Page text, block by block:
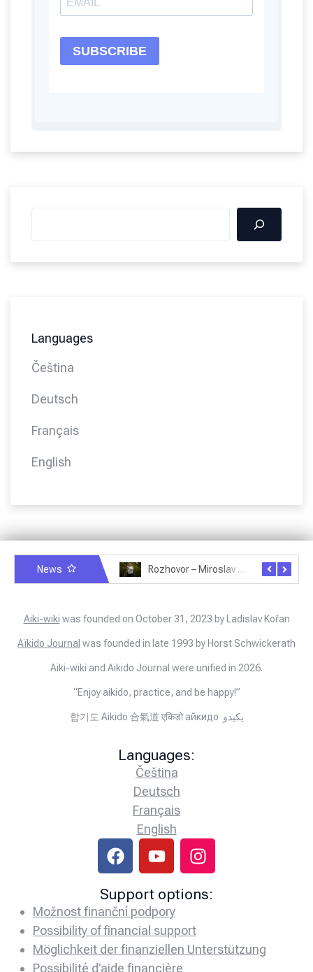
Languages
Čeština
Deutsch
Français
English
News Rozhovor – Joël Roche – 12.4.2025 – Praha, Karlín
Aiki-wiki was founded on October 31, 2023 by Ladislav Kořan
Aïkido Journal was founded in late 1993 by Horst Schwickerath
Aiki-wiki and Aikido Journal were unified in 2026.
“Enjoy aikido, practice, and be happy!”
합기도 Aikido 合氣道 एकिडो айкидо يكيدو
Languages:
Čeština
Deutsch
Français
English
Support options:
Možnost finanční podpory
Possibility of financial support
Möglichkeit der finanziellen Unterstützung
Possibilité d’aide financière